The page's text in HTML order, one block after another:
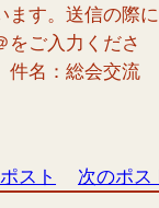
ます。送信の際に
をご入力くださ
件名：総会交流
スト 次のポス